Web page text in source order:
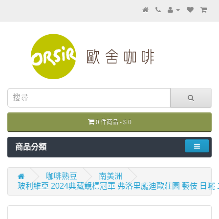
0 件商品 - $ 0
商品分類
咖啡熟豆
南美洲
玻利維亞 2024典藏競標冠軍 弗洛里龐迪歐莊園 藝伎 日曬